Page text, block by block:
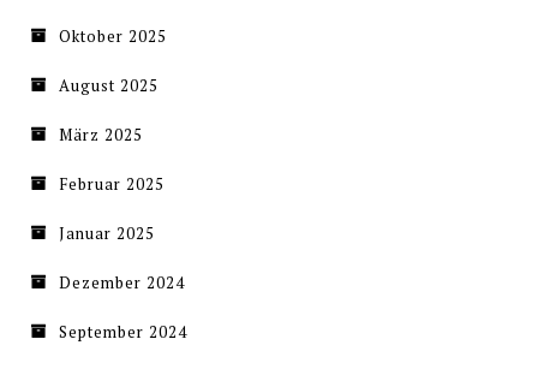
Oktober 2025
August 2025
März 2025
Februar 2025
Januar 2025
Dezember 2024
September 2024